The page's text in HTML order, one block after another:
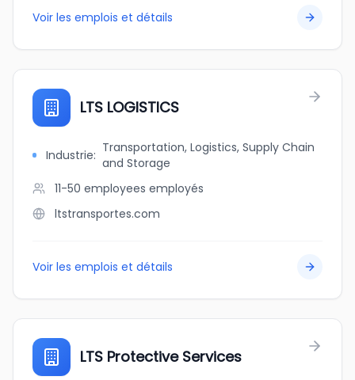
Voir les emplois et détails
LTS LOGISTICS
Industrie: Transportation, Logistics, Supply Chain
and Storage
11-50 employees employés
ltstransportes.com
Voir les emplois et détails
LTS Protective Services